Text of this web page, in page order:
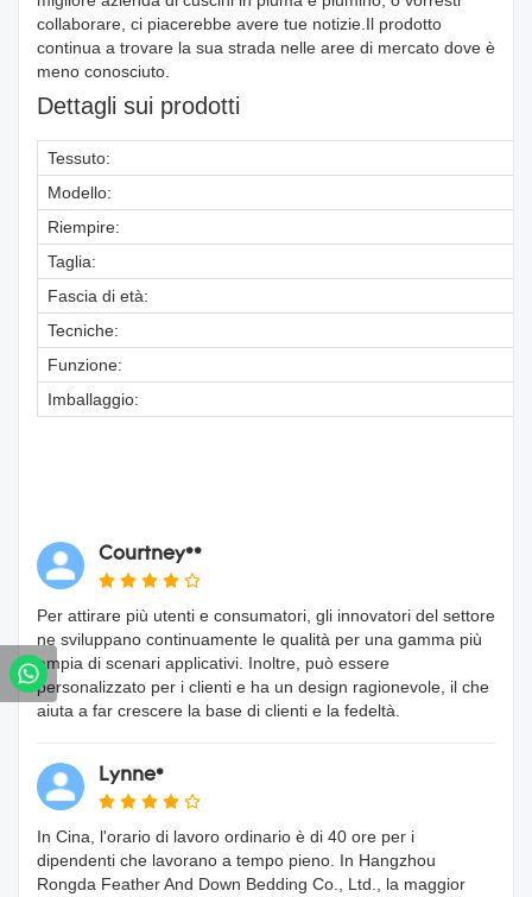
collaborare, ci piacerebbe avere tue notizie.Il prodotto
continua a trovare la sua strada nelle aree di mercato dove è
meno conosciuto.
Dettagli sui prodotti
Tessuto:
Modello:
Riempire:
Taglia:
Fascia di età:
Tecniche:
Funzione:
Imballaggio:
Courtney**
Per attirare più utenti e consumatori, gli innovatori del settore
ne sviluppano continuamente le qualità per una gamma più
ampia di scenari applicativi. Inoltre, può essere
personalizzato per i clienti e ha un design ragionevole, il che
aiuta a far crescere la base di clienti e la fedeltà.
Lynne*
In Cina, l'orario di lavoro ordinario è di 40 ore per i
dipendenti che lavorano a tempo pieno. In Hangzhou
Rongda Feather And Down Bedding Co., Ltd., la maggior